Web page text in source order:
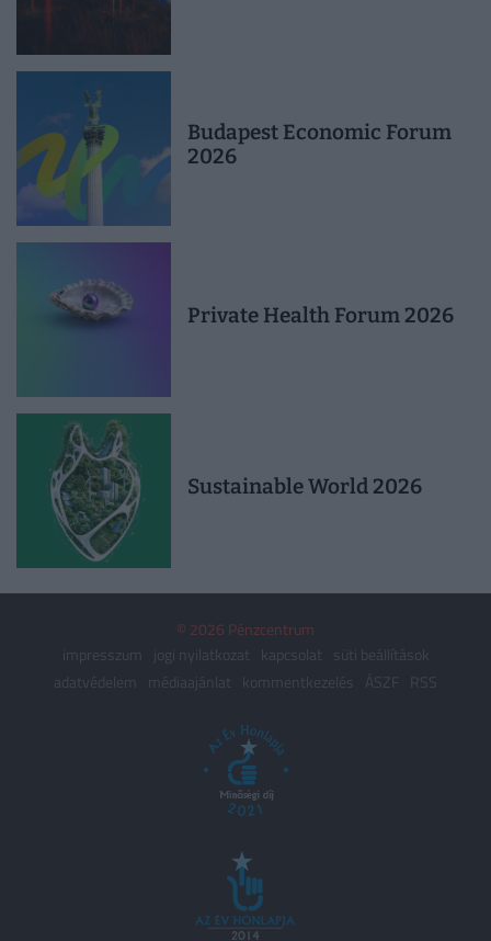
Budapest Economic Forum
2026
Private Health Forum 2026
Sustainable World 2026
© 2026 Pénzcentrum
impresszum
jogi nyilatkozat kapcsolat
süti beállítások
adatvédelem
médiaajánlat kommentkezelés ÁSZF RSS